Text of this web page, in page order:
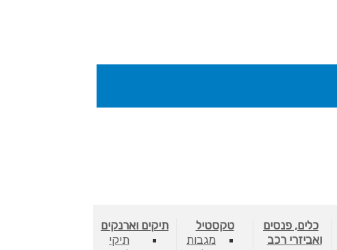
כלים, פנסים
ואביזרי רכב
טקסטיל
מגבות
תיקים וארנקים
תיקי